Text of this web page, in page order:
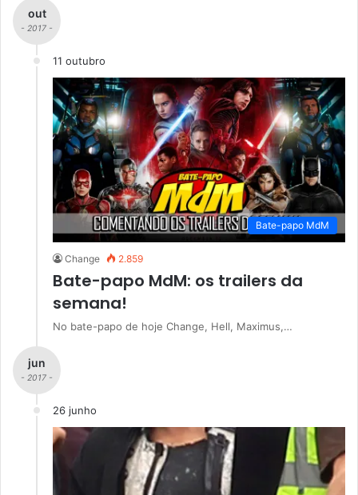
out
- 2017 -
11 outubro
Bate-papo MdM
Change 2.859
Bate-papo MdM: os trailers da
semana!
No bate-papo de hoje Change, Hell, Maximus,…
jun
- 2017 -
26 junho